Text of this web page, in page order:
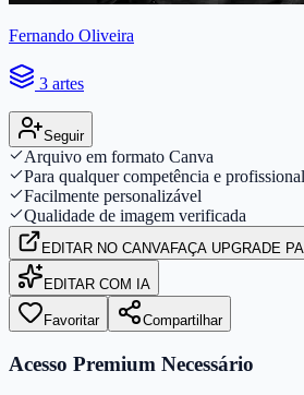
Fernando Oliveira
3 artes
Seguir
Arquivo em formato Canva
Para qualquer competência e profissional
Facilmente personalizável
Qualidade de imagem verificada
EDITAR NO CANVAFAÇA UPGRADE
EDITAR COM IA
Favoritar Compartilhar
Acesso Premium Necessário